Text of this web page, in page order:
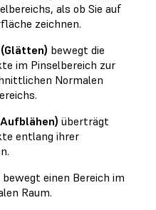
als ob Sie auf
zeichnen.
bewegt die
im Pinselbereich zur
Normalen
überträgt
entlang ihrer
bewegt einen Bereich im
Raum.